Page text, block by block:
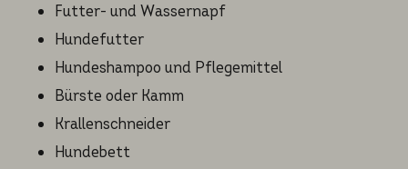
Futter- und Wassernapf
Hundefutter
Hundeshampoo und Pflegemittel
Bürste oder Kamm
Krallenschneider
Hundebett